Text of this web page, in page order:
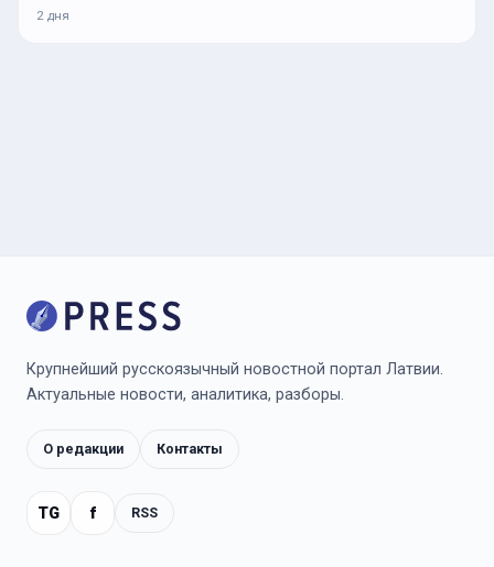
2 дня
Крупнейший русскоязычный новостной портал Латвии.
Актуальные новости, аналитика, разборы.
О редакции Контакты
TG f RSS